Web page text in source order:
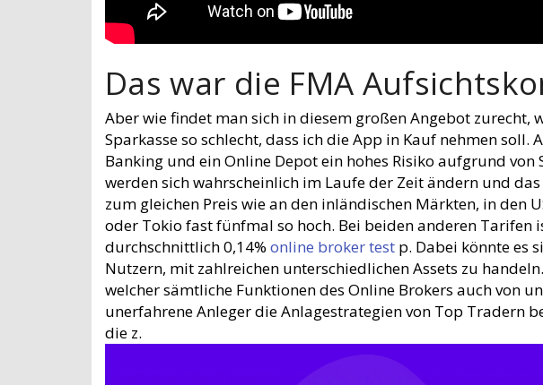
Das war die FMA
Aber wie findet man sich in diesem großen Angebot zurecht,
Sparkasse so schlecht, dass ich die App in Kauf nehmen
Banking und ein Online Depot ein hohes Risiko aufgrund
werden sich wahrscheinlich im Laufe der Zeit ändern und
zum gleichen Preis wie an den inländischen Märkten, in den
oder Tokio fast fünfmal so hoch. Bei beiden anderen Tarifen
durchschnittlich 0,14% online broker test p. Dabei könnte es
Nutzern, mit zahlreichen unterschiedlichen Assets zu
welcher sämtliche Funktionen des Online Brokers auch von
unerfahrene Anleger die Anlagestrategien von Top Tradern
die z.